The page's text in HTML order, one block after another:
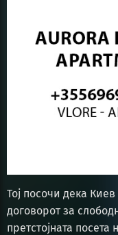
Тој посочи дека
договорот за
претстојната посета